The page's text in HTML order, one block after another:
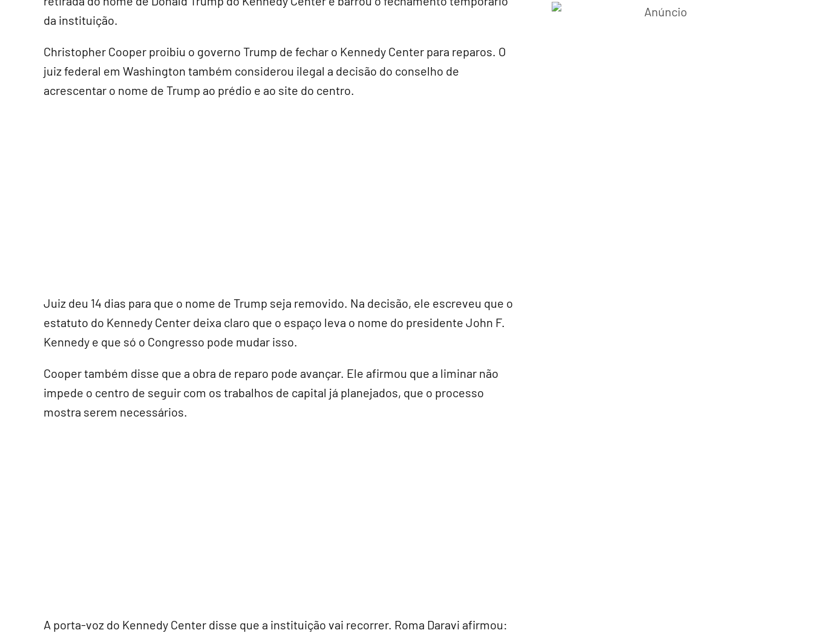
da instituição.
Christopher Cooper proibiu o governo Trump de fechar o Kennedy Center para reparos. O
juiz federal em Washington também considerou ilegal a decisão do conselho de
acrescentar o nome de Trump ao prédio e ao site do centro.
Juiz deu 14 dias para que o nome de Trump seja removido. Na decisão, ele escreveu que o
estatuto do Kennedy Center deixa claro que o espaço leva o nome do presidente John F.
Kennedy e que só o Congresso pode mudar isso.
Cooper também disse que a obra de reparo pode avançar. Ele afirmou que a liminar não
impede o centro de seguir com os trabalhos de capital já planejados, que o processo
mostra serem necessários.
A porta-voz do Kennedy Center disse que a instituição vai recorrer. Roma Daravi afirmou: